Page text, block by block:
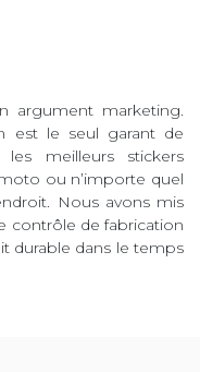
argument marketing.
est le seul garant de
meilleurs stickers
ou n’importe quel
Nous avons mis
contrôle de fabrication
durable dans le temps